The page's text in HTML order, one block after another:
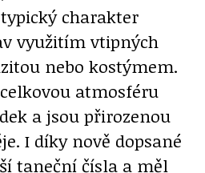
charakter
využitím vtipných
nebo kostýmem.
atmosféru
a jsou přirozenou
I díky nově dopsané
taneční čísla a měl